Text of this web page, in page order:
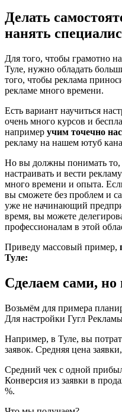
Делать
нанять
Для того, чтобы грамотно
Туле, нужно обладать
того, чтобы реклама
рекламе много времени.
Есть вариант научиться
очень много курсов и
например учим точечно
рекламу на нашем ютуб
Но вы должны понимать то,
настраивать и вести
много времени и опыта.
вы сможете без проблем и
уже не начинающий
время, вы можете
профессионалам в этой
Приведу массовый пример,
Туле:
Сделаем сами, но
Возьмём для примера
Для настройки Гугл
Например, в Туле, вы
заявок. Средняя цена
Средний чек с одной
Конверсия из заявки в
%.